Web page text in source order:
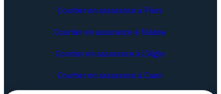
Courtier en assurance à Flers
Courtier en assurance à Falaise
Courtier en assurance à L'Aigle
Courtier en assurance à Caen